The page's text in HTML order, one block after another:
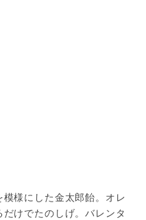
様にした金太郎飴。オレ
けでたのしげ。バレンタ